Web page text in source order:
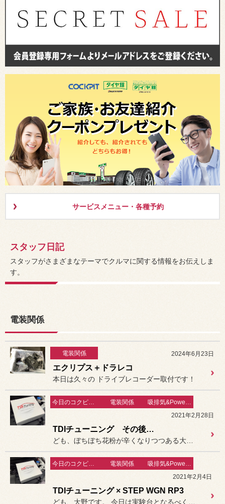
サービスメニュー・各種予約
スタッフ日記
スタッフがさまざまなテーマでクルマに関する情報をお伝えしま
す。
電装関係
電装関係 2024年6月23日
エクリプス＋ドラレコ
本日は久々の ドライブレコーダー取付です！
今日のコクピット豊洲 電装関係
吸排気&PowerUp!!
2021年2月28日
TDIチューニング その後…
今日のコクピット豊洲 電装関係
吸排気&PowerUp!!
2021年2月4日
TDIチューニング × STEP WGN RP3